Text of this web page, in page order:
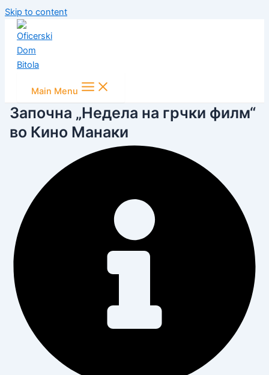
Skip to content
Main Menu
Започна „Недела на грчки филм“
во Кино Манаки